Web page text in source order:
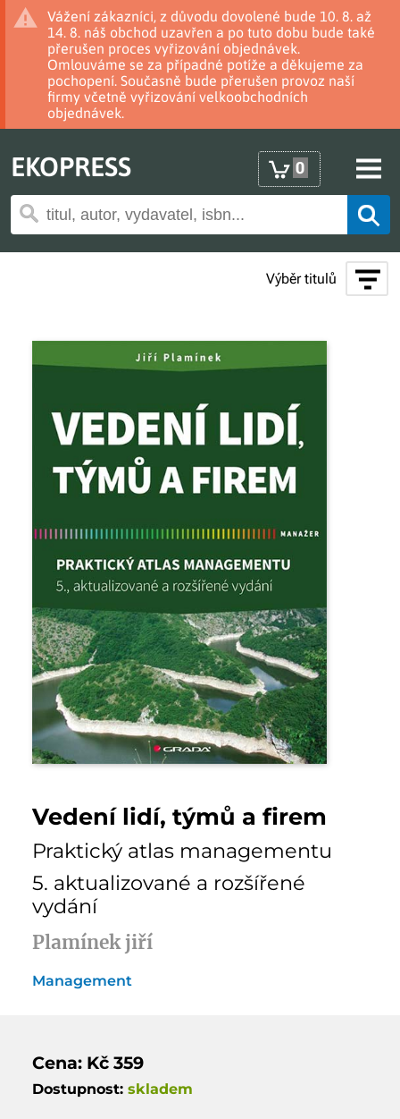
Vážení zákazníci, z důvodu dovolené bude 10. 8. až
14. 8. náš obchod uzavřen a po tuto dobu bude také
přerušen proces vyřizování objednávek.
Omlouváme se za případné potíže a děkujeme za
pochopení. Současně bude přerušen provoz naší
firmy včetně vyřizování velkoobchodních
objednávek.
EKOPRESS 0
Výběr titulů
Vedení lidí, týmů a firem
Praktický atlas managementu
5. aktualizované a rozšířené
vydání
Plamínek jiří
Management
Cena: Kč 359
Dostupnost: skladem